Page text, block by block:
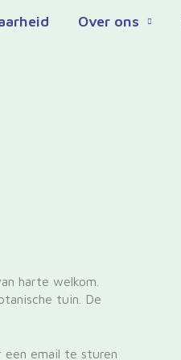
Over ons
harte welkom.
tuin. De
email te sturen